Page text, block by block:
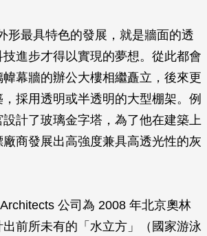
形最具特色的發展，就是牆面的透
進步才得以實現的夢想。從此都會
幕牆的辦公大樓相繼矗立，後來更
採用透明或半透明的大型棚架。例
計了玻璃金字塔，為了他在建築上
商發展出高強度兼具高透光性的灰
公司為 2008 年北京奧林
出前所未有的「水立方」（國家游泳